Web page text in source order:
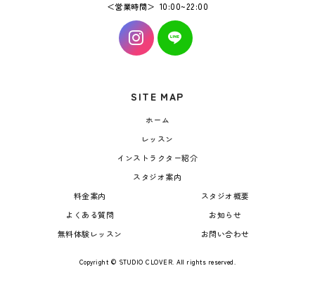
営業時間 10:00~22:00
SITE MAP
ホーム
レッスン
インストラクター紹介
スタジオ案内
料金案内
よくある質問
無料体験レッスン
スタジオ概要
お知らせ
お問い合わせ
Copyright © STUDIO CLOVER. All rights reserved.